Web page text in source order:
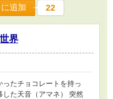
追加 22
界
たチョコレートを持っ
した天音（アマネ） 突然